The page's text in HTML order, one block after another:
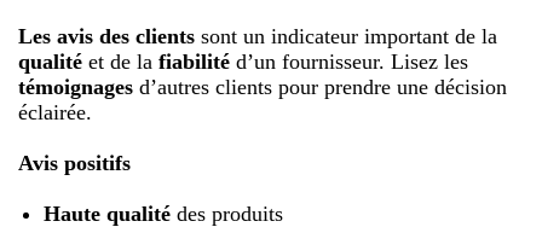
Les avis des clients sont un indicateur important de la
qualité et de la fiabilité d’un fournisseur. Lisez les
témoignages d’autres clients pour prendre une décision
éclairée.
Avis positifs
Haute qualitédes produits